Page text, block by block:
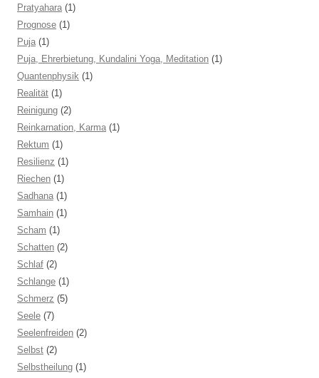
Pratyahara (1)
Prognose (1)
Puja (1)
Puja, Ehrerbietung, Kundalini Yoga, Meditation (1)
Quantenphysik (1)
Realität (1)
Reinigung (2)
Reinkarnation, Karma (1)
Rektum (1)
Resilienz (1)
Riechen (1)
Sadhana (1)
Samhain (1)
Scham (1)
Schatten (2)
Schlaf (2)
Schlange (1)
Schmerz (5)
Seele (7)
Seelenfreiden (2)
Selbst (2)
Selbstheilung (1)